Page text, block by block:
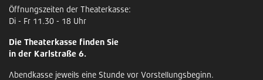
Öffnungszeiten der Theaterkasse:
Di - Fr 11.30 - 18 Uhr
Die Theaterkasse finden Sie
in der Karlstraße 6.
Abendkasse jeweils eine Stunde vor Vorstellungsbeginn.